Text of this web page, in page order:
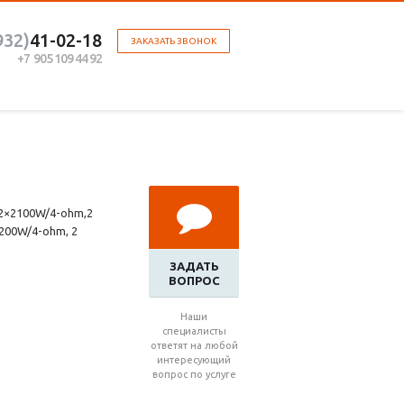
ЗАКАЗАТЬ ЗВОНОК
41-02-18
+7 905 109 44 92
ЗАДАТЬ
ВОПРОС
Наши
специалисты
ответят на любой
интересующий
вопрос по услуге
4-ohm,2
4-ohm, 2